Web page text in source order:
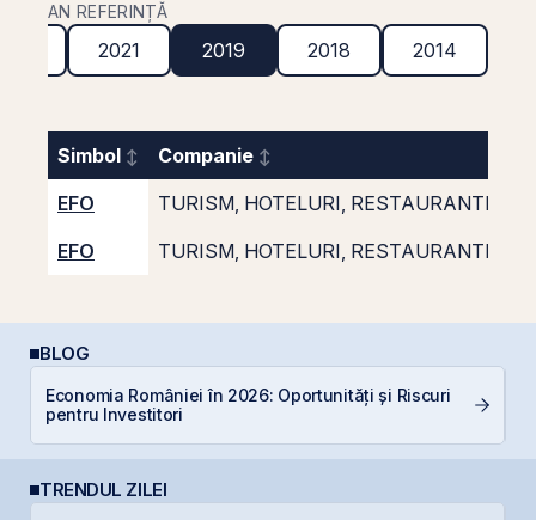
AN REFERINȚĂ
2021 2019 2018 2014
Simbol
Companie
EFO
TURISM, HOTELURI, RESTAURANTE
EFO
TURISM, HOTELURI, RESTAURANTE
BLOG
Economia României în 2026: Oportunități și Riscuri
pentru Investitori
TRENDUL ZILEI